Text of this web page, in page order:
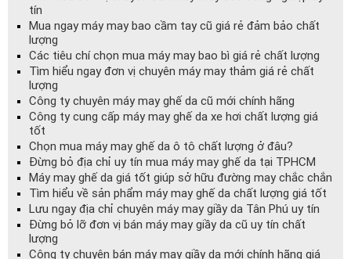
tín
Mua ngay máy may bao cầm tay cũ giá rẻ đảm bảo chất
lượng
Các tiêu chí chọn mua máy may bao bì giá rẻ chất lượng
Tìm hiểu ngay đơn vị chuyên máy may thảm giá rẻ chất
lượng
Công ty chuyên máy may ghế da cũ mới chính hãng
Công ty cung cấp máy may ghế da xe hơi chất lượng giá
tốt
Chọn mua máy may ghế da ô tô chất lượng ở đâu?
Đừng bỏ địa chỉ uy tín mua máy may ghế da tại TPHCM
Máy may ghế da giá tốt giúp sở hữu đường may chắc chắn
Tìm hiểu về sản phẩm máy may ghế da chất lượng giá tốt
Lưu ngay địa chỉ chuyên máy may giầy da Tân Phú uy tín
Đừng bỏ lỡ đơn vị bán máy may giầy da cũ uy tín chất
lượng
Công ty chuyên bán máy may giầy da mới chính hãng giá